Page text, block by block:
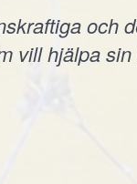
och
vill hjälpa